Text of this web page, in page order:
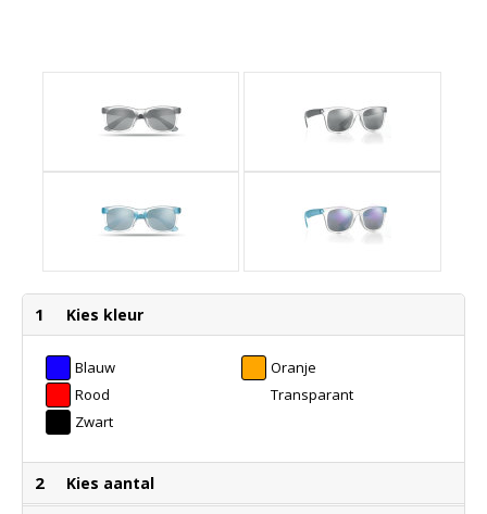
1 Kies kleur
Blauw
Oranje
Rood
Transparant
Zwart
2 Kies aantal